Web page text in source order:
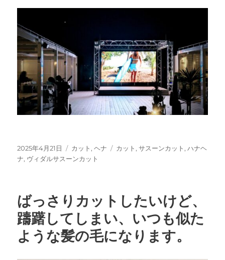
投
稿
2025年4月21日
カ
テ
カット,ヘナ
タ
カット,サスーンカット,ハナヘ
ナ, ヴィダルサスーンカット
ばっさりカットしたいけど、
躊躇してしまい、いつも似た
ような髪の毛になります。